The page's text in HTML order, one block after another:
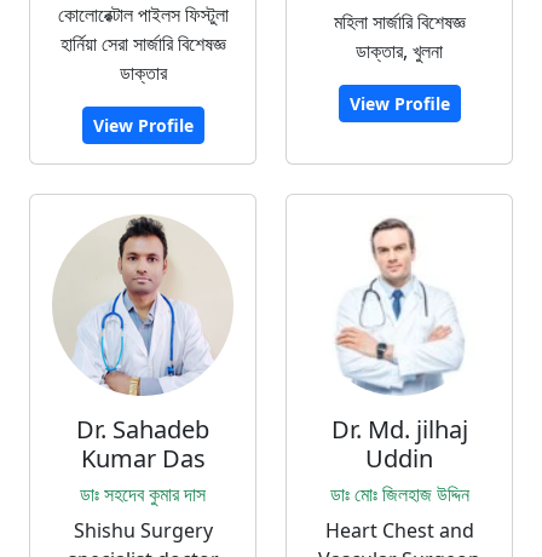
কোলোরেক্টাল পাইলস ফিস্টুলা
হার্নিয়া সেরা সার্জারি বিশেষজ্ঞ
ডাক্তার
View Profile
মহিলা সার্জারি বিশেষজ্ঞ
ডাক্তার, খুলনা
View Profile
Dr. Sahadeb
Kumar Das
ডাঃ সহদেব কুমার দাস
Shishu Surgery
Dr. Md. jilhaj
Uddin
ডাঃ মোঃ জিলহাজ উদ্দিন
Heart Chest and